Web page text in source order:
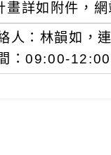
畫詳如附件，
人：林韻如，
：09:00-